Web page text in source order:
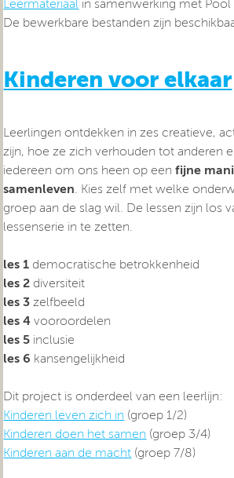
Leermateriaal in samenwerking met
De bewerkbare bestanden zijn
Kinderen voor elkaar
Leerlingen ontdekken in zes creatieve,
zijn, hoe ze zich verhouden tot anderen
iedereen om ons heen op eenfijne
samenleven. Kies zelf met welke
groep aan de slag wil. De lessen zijn los
lessenserie in te zetten.
les 1 democratische betrokkenheid
les 2 diversiteit
les 3 zelfbeeld
les 4 vooroordelen
les 5 inclusie
les 6 kansengelijkheid
Dit project is onderdeel van een leerlijn:
Kinderen leven zich in (groep 1/2)
Kinderen doen het samen (groep 3/4)
Kinderen aan de macht (groep 7/8)